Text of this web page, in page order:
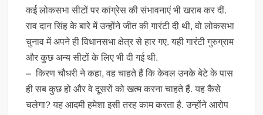
कई लोकसभा सीटों पर कांग्रेस की संभावनाएं भी खराब कर दीं.
राव दान सिंह के बारे में उन्होंने जीत की गारंटी दी थी, वो लोकसभा
चुनाव में अपने ही विधानसभा क्षेत्र से हार गए. यही गारंटी गुरुग्राम
और कुछ अन्य सीटों के लिए भी दी गई थी.
– किरण चौधरी ने कहा, वह चाहते हैं कि केवल उनके बेटे के पास
ही सब कुछ हो और वे दूसरों को खत्म करना चाहते हैं. यह कैसे
चलेगा? यह आदमी हमेशा इसी तरह काम करता है. उन्होंने आरोप